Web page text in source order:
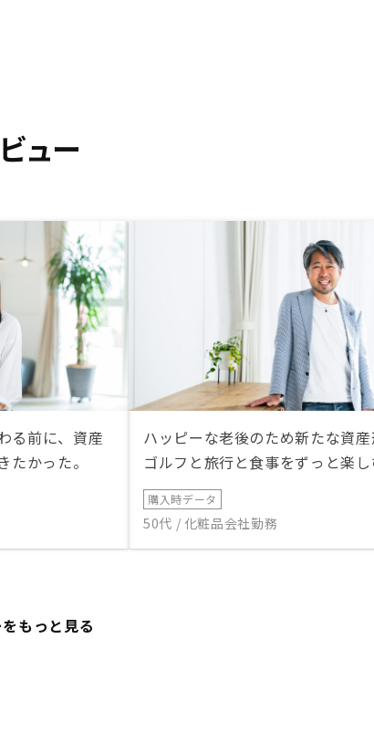
ュー
る前に、資産
たかった。
ハッピーな老後のため新たな資産
ゴルフと旅行と食事をずっと楽し
購入時データ
50代 / 化粧品会社勤務
もっと見る